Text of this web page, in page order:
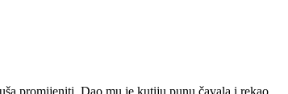
promijeniti. Dao mu je kutiju punu čavala i rekao